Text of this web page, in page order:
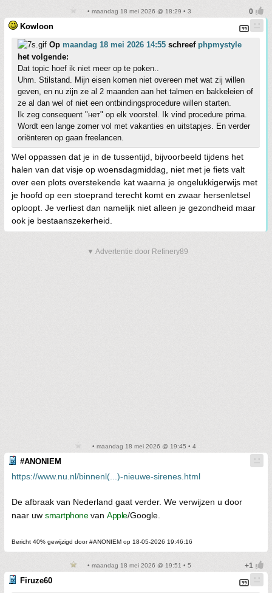
• maandag 18 mei 2026 @ 18:29 • 3
Kowloon
Op maandag 18 mei 2026 14:55 schreef phpmystyle
het volgende:
Dat topic hoef ik niet meer op te poken..
Uhm. Stilstand. Mijn eisen komen niet overeen met wat zij willen
geven, en nu zijn ze al 2 maanden aan het talmen en bakkeleien of
ze al dan wel of niet een ontbindingsprocedure willen starten.
Ik zeg consequent "нет" op elk voorstel. Ik vind procedure prima.
Wordt een lange zomer vol met vakanties en uitstapjes. En verder
oriënteren op gaan freelancen.
Wel oppassen dat je in de tussentijd, bijvoorbeeld tijdens het
halen van dat visje op woensdagmiddag, niet met je fiets valt
over een plots overstekende kat waarna je ongelukkigerwijs met
je hoofd op een stoeprand terecht komt en zwaar hersenletsel
oploopt. Je verliest dan namelijk niet alleen je gezondheid maar
ook je bestaanszekerheid.
▼ Advertentie door Refinery89
• maandag 18 mei 2026 @ 19:45 • 4
#ANONIEM
https://www.nu.nl/binnenl(...)-nieuwe-sirenes.html
De afbraak van Nederland gaat verder. We verwijzen u door
naar uw smartphonevan Apple/Google.
Bericht 40% gewijzigd door #ANONIEM op 18-05-2026 19:46:16
• maandag 18 mei 2026 @ 19:51 • 5
Firuze60